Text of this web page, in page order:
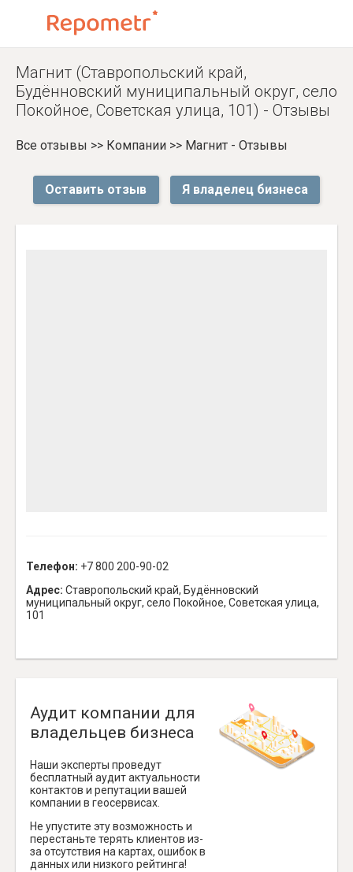
Магнит (Ставропольский край,
Будённовский муниципальный округ, село
Покойное, Советская улица, 101) - Отзывы
Все отзывы >> Компании >> Магнит - Отзывы
Оставить отзыв Я владелец бизнеса
Телефон: +7 800 200-90-02
Адрес: Ставропольский край, Будённовский
муниципальный округ, село Покойное, Советская улица,
101
Аудит компании для
владельцев бизнеса
Наши эксперты проведут
бесплатный аудит актуальности
контактов и репутации вашей
компании в геосервисах.
Не упустите эту возможность и
перестаньте терять клиентов из-
за отсутствия на картах, ошибок в
данных или низкого рейтинга!